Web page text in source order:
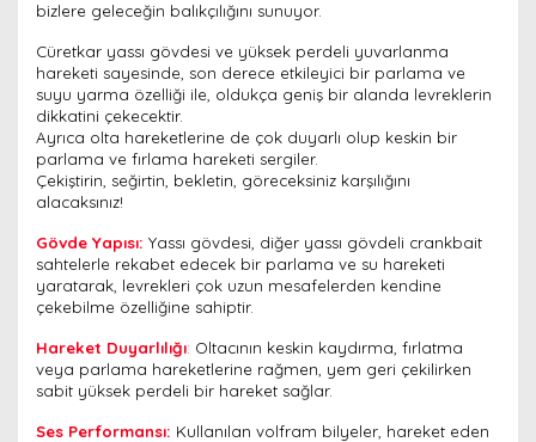
bizlere geleceğin balıkçılığını sunuyor.
Cüretkar yassı gövdesi ve yüksek perdeli yuvarlanma
hareketi sayesinde, son derece etkileyici bir parlama ve
suyu yarma özelliği ile, oldukça geniş bir alanda levreklerin
dikkatini çekecektir.
Ayrıca olta hareketlerine de çok duyarlı olup keskin bir
parlama ve fırlama hareketi sergiler.
Çekiştirin, seğirtin, bekletin, göreceksiniz karşılığını
alacaksınız!
Gövde Yapısı: Yassı gövdesi, diğer yassı gövdeli crankbait
sahtelerle rekabet edecek bir parlama ve su hareketi
yaratarak, levrekleri çok uzun mesafelerden kendine
çekebilme özelliğine sahiptir.
Hareket Duyarlılığı: Oltacının keskin kaydırma, fırlatma
veya parlama hareketlerine rağmen, yem geri çekilirken
sabit yüksek perdeli bir hareket sağlar.
Ses Performansı: Kullanılan volfram bilyeler, hareket eden